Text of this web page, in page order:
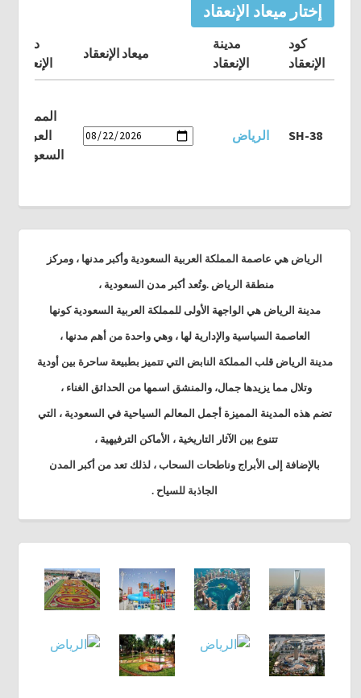
إختار ميعاد الإنعقاد
كود
الإنعقاد
مدينة
الإنعقاد
ميعاد الإنعقاد
دولة
الإنعقاد
SH-38 الرياض
المملكة
العربية
السعودية
الرياض هي عاصمة المملكة العربية السعودية وأكبر مدنها ، ومركز
منطقة الرياض .وتُعد أكبر مدن السعودية ،
مدينة الرياض هي الواجهة الأولى للمملكة العربية السعودية كونها
العاصمة السياسية والإدارية لها ، وهي واحدة من أهم مدنها ،
مدينة الرياض قلب المملكة النابض التي تتميز بطبيعة ساحرة بين أودية
وتلال مما يزيدها جمال، والمنشق اسمها من الحدائق الغناء ،
تضم هذه المدينة المميزة أجمل المعالم السياحية في السعودية ، التي
تتنوع بين الآثار التاريخية ، الأماكن الترفيهية ،
بالإضافة إلى الأبراج وناطحات السحاب ، لذلك تعد من أكبر المدن
الجاذبة للسياح .